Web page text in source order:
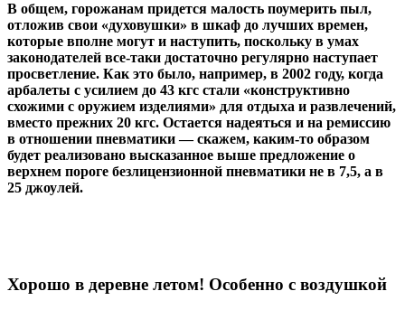
В общем, горожанам придется малость поумерить пыл,
отложив свои «духовушки» в шкаф до лучших времен,
которые вполне могут и наступить, поскольку в умах
законодателей все-таки достаточно регулярно наступает
просветление. Как это было, например, в 2002 году, когда
арбалеты с усилием до 43 кгс стали «конструктивно
схожими с оружием изделиями» для отдыха и развлечений,
вместо прежних 20 кгс. Остается надеяться и на ремиссию
в отношении пневматики — скажем, каким-то образом
будет реализовано высказанное выше предложение о
верхнем пороге безлицензионной пневматики не в 7,5, а в
25 джоулей.
Хорошо в деревне летом! Особенно с воздушкой